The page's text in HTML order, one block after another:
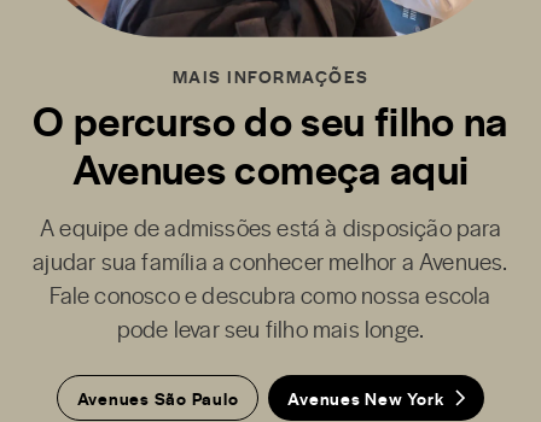
MAIS INFORMAÇÕES
O percurso do seu filho na
Avenues começa aqui
A equipe de admissões está à disposição para
ajudar sua família a conhecer melhor a Avenues.
Fale conosco e descubra como nossa escola
pode levar seu filho mais longe.
Avenues São Paulo Avenues New York